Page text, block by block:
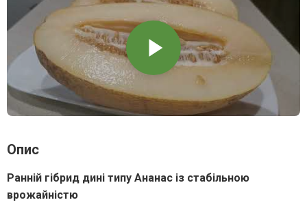
Опис
Ранній гібрид дині типу Ананас із стабільною
врожайністю